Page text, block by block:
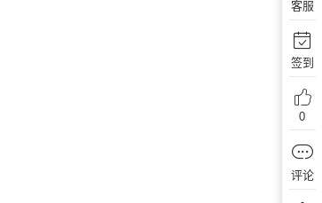
客服
签到
0
评论